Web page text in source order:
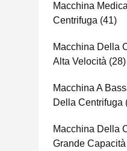
Macchina
Centrifuga (41)
Macchina Della
Alta Velocità (28)
Macchina A
Della Centrifuga
Macchina Della
Grande Capacità